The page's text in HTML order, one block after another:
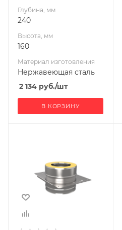
Глубина, мм
240
Высота, мм
160
Материал изготовления
Нержавеющая сталь
2 134 руб./шт
В КОРЗИНУ
Глубина, мм
Высота, мм
160
Материал